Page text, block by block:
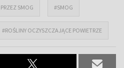
SMOG #SMOG
#ROŚLINY OCZYSZCZAJĄCE POWIETRZE